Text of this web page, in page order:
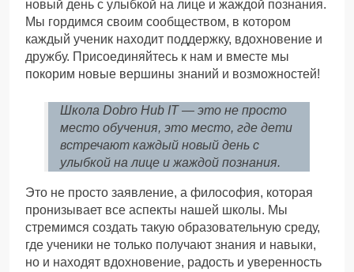
новый день с улыбкой на лице и жаждой познания.
Мы гордимся своим сообществом, в котором
каждый ученик находит поддержку, вдохновение и
дружбу. Присоединяйтесь к нам и вместе мы
покорим новые вершины знаний и возможностей!
Школа Dobro Hub IT — это не просто
место обучения, это место, где дети
встречают каждый новый день с
улыбкой на лице и жаждой познания.
Это не просто заявление, а философия, которая
пронизывает все аспекты нашей школы. Мы
стремимся создать такую образовательную среду,
где ученики не только получают знания и навыки,
но и находят вдохновение, радость и уверенность